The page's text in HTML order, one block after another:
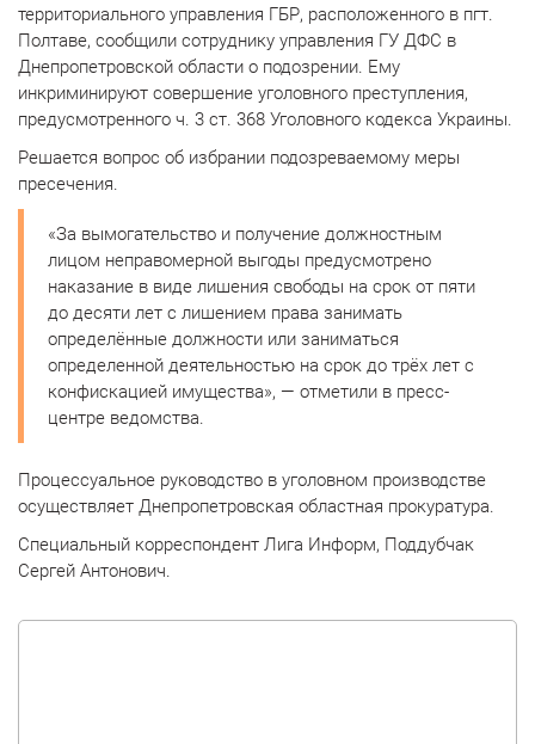
территориального управления ГБР, расположенного в пгт.
Полтаве, сообщили сотруднику управления ГУ ДФС в
Днепропетровской области о подозрении. Ему
инкриминируют совершение уголовного преступления,
предусмотренного ч. 3 ст. 368 Уголовного кодекса Украины.
Решается вопрос об избрании подозреваемому меры
пресечения.
«За вымогательство и получение должностным
лицом неправомерной выгоды предусмотрено
наказание в виде лишения свободы на срок от пяти
до десяти лет с лишением права занимать
определённые должности или заниматься
определенной деятельностью на срок до трёх лет с
конфискацией имущества», — отметили в пресс-
центре ведомства.
Процессуальное руководство в уголовном производстве
осуществляет Днепропетровская областная прокуратура.
Специальный корреспондент Лига Информ, Поддубчак
Сергей Антонович.